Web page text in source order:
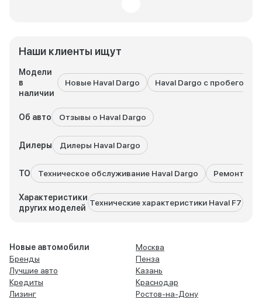
Наши клиенты ищут
Модели
в
наличии
Новые Haval Dargo Haval Dargo с пробегом
Об авто Отзывы о Haval Dargo
Дилеры Дилеры Haval Dargo
ТО Техническое обслуживание Haval Dargo Ремонт
Характеристики
других моделей
Технические характеристики Haval F7
Новые автомобили
Бренды
Лучшие авто
Кредиты
Лизинг
Москва
Пенза
Казань
Краснодар
Ростов-на-Дону